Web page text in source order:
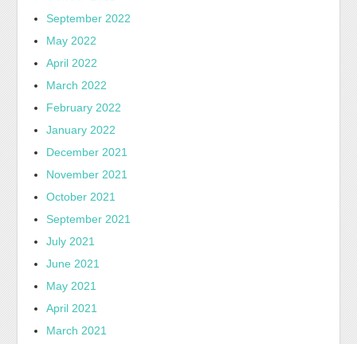
September 2022
May 2022
April 2022
March 2022
February 2022
January 2022
December 2021
November 2021
October 2021
September 2021
July 2021
June 2021
May 2021
April 2021
March 2021